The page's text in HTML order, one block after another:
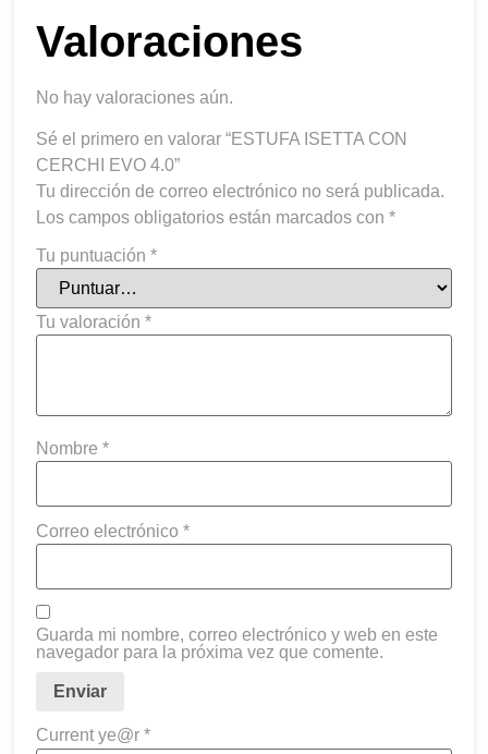
Valoraciones
No hay valoraciones aún.
Sé el primero en valorar “ESTUFA ISETTA CON
CERCHI EVO 4.0”
Tu dirección de correo electrónico no será publicada.
Los campos obligatorios están marcados con*
Tu puntuación*
Tu valoración*
Nombre*
Correo electrónico*
Guarda mi nombre, correo electrónico y web en este
navegador para la próxima vez que comente.
Current ye@r*